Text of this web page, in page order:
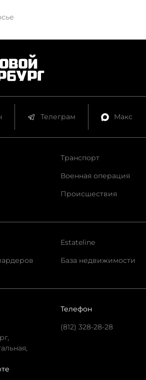
Телеграм Макс
Транспорт
Военная операция
Происшествия
Estateline
База недвижимости
Телефон
(812) 328-28-28